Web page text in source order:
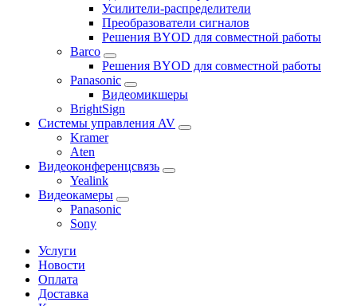
Усилители-распределители
Преобразователи сигналов
Решения BYOD для совместной работы
Barco
Решения BYOD для совместной работы
Panasonic
Видеомикшеры
BrightSign
Системы управления AV
Kramer
Aten
Видеоконференцсвязь
Yealink
Видеокамеры
Panasonic
Sony
Услуги
Новости
Оплата
Доставка